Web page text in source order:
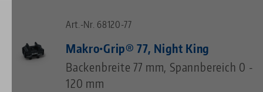
Art.-Nr. 68120-77
Makro•Grip® 77, Night King
Backenbreite 77 mm, Spannbereich 0 -
120 mm